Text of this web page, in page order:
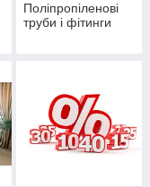
Поліпропіленові
труби і фітинги